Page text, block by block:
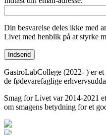
Din besvarelse deles ikke med
Livet med henblik på at styrke
GastroLabCollege (2022- ) er
de fødevarefaglige
Smag for Livet var 2014-2021
om smagens betydning for et